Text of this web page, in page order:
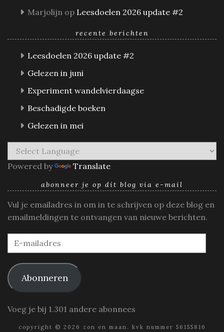
Marjolijn op Leesdoelen 2026 update #2
recente berichten
Leesdoelen 2026 update #2
Gelezen in juni
Experiment wandelvierdaagse
Beschadigde boeken
Gelezen in mei
Powered by Translate
abonneer je op dit blog via e-mail
Vul je emailadres in om in te schrijven op deze blog en
emailmeldingen te ontvangen van nieuwe berichten.
E-
mailadres
Abonneren
Voeg je bij 1.301 andere abonnees
copyright © 2026 zon en maan. kvk nummer 56155816